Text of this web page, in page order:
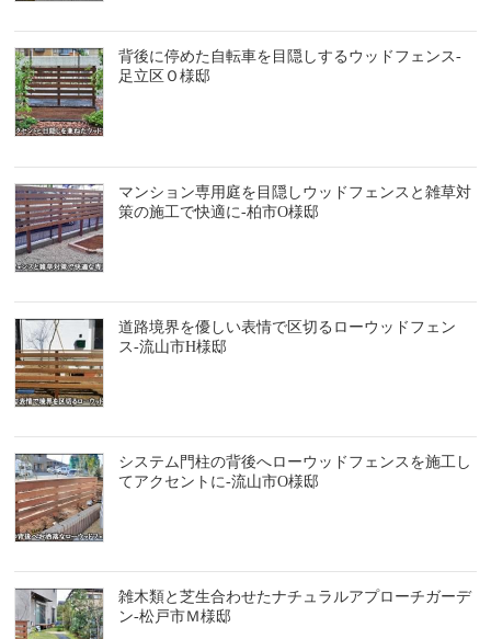
背後に停めた自転車を目隠しするウッドフェンス-
足立区Ｏ様邸
マンション専用庭を目隠しウッドフェンスと雑草対
策の施工で快適に-柏市O様邸
道路境界を優しい表情で区切るローウッドフェン
ス-流山市H様邸
システム門柱の背後へローウッドフェンスを施工し
てアクセントに-流山市O様邸
雑木類と芝生合わせたナチュラルアプローチガーデ
ン-松戸市Ｍ様邸